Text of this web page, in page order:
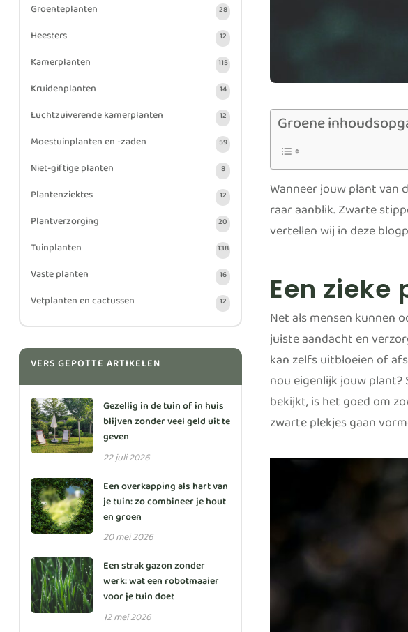
Groene
Wanneer jouw plant van
raar aanblik. Zwarte
vertellen wij in deze
Een zieke
Net als mensen kunnen
juiste aandacht en
kan zelfs uitbloeien of
nou eigenlijk jouw
bekijkt, is het goed om
zwarte plekjes gaan
Groenteplanten 28
Heesters 12
Kamerplanten 115
Kruidenplanten 14
Luchtzuiverende kamerplanten 12
Moestuinplanten en -zaden 59
Niet-giftige planten 8
Plantenziektes 12
Plantverzorging 20
Tuinplanten 138
Vaste planten 16
Vetplanten en cactussen 12
VERS GEPOTTE ARTIKELEN
Gezellig in de tuin of in huis
blijven zonder veel geld uit te
geven
22 juli 2026
Een overkapping als hart van
je tuin: zo combineer je hout
en groen
20 mei 2026
Een strak gazon zonder
werk: wat een robotmaaier
voor je tuin doet
12 mei 2026